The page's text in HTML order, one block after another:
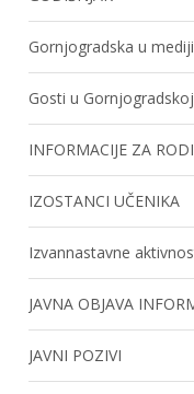
Gornjogradska u
Gosti u Gornjogradskoj
INFORMACIJE ZA
IZOSTANCI UČENIKA
Izvannastavne
JAVNA OBJAVA
JAVNI POZIVI